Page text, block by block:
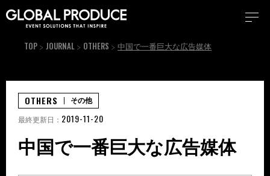
TOP JOURNAL OTHERS 中国で一番巨大な広告媒体
中国で一番巨大な広告媒体
OTHERS その他
最終更新日： 2019-11-20